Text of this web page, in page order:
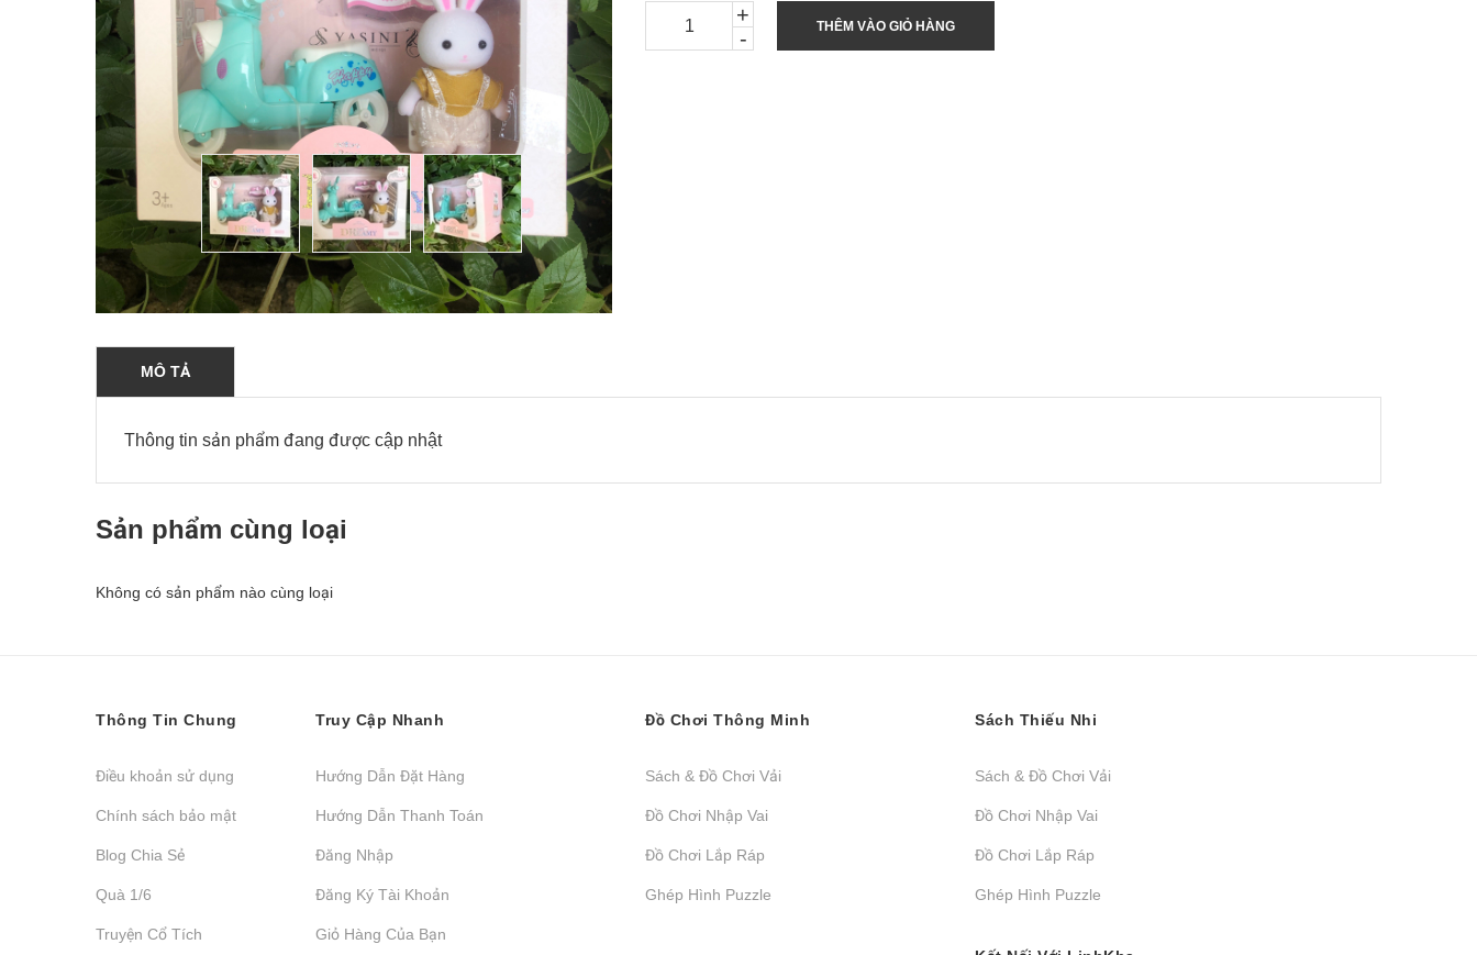
-
+ THÊM VÀO GIỎ HÀNG
MÔ TẢ
Thông tin sản phẩm đang được cập nhật
Sản phẩm cùng loại
Không có sản phẩm nào cùng loại
Thông Tin Chung
Điều khoản sử dụng
Chính sách bảo mật
Blog Chia Sẻ
Quà 1/6
Truyện Cổ Tích
Truy Cập Nhanh
Hướng Dẫn Đặt Hàng
Hướng Dẫn Thanh Toán
Đăng Nhập
Đăng Ký Tài Khoản
Giỏ Hàng Của Bạn
Đồ Chơi Thông Minh
Sách & Đồ Chơi Vải
Đồ Chơi Nhập Vai
Đồ Chơi Lắp Ráp
Ghép Hình Puzzle
Sách Thiếu Nhi
Sách & Đồ Chơi Vải
Đồ Chơi Nhập Vai
Đồ Chơi Lắp Ráp
Ghép Hình Puzzle